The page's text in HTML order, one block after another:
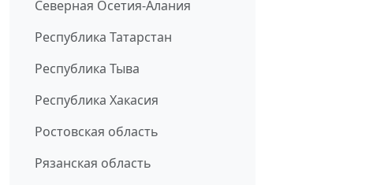
Северная Осетия-Алания
Республика Татарстан
Республика Тыва
Республика Хакасия
Ростовская область
Рязанская область